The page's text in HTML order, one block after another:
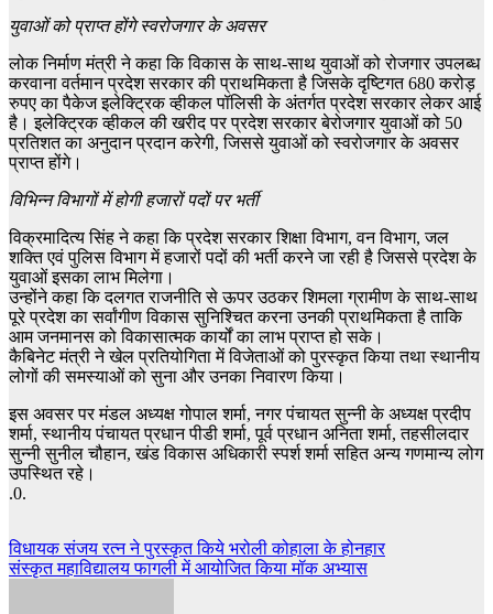
युवाओं को प्राप्त होंगे स्वरोजगार के अवसर
लोक निर्माण मंत्री ने कहा कि विकास के साथ-साथ युवाओं को रोजगार उपलब्ध
करवाना वर्तमान प्रदेश सरकार की प्राथमिकता है जिसके दृष्टिगत 680 करोड़
रुपए का पैकेज इलेक्ट्रिक व्हीकल पॉलिसी के अंतर्गत प्रदेश सरकार लेकर आई
है। इलेक्ट्रिक व्हीकल की खरीद पर प्रदेश सरकार बेरोजगार युवाओं को 50
प्रतिशत का अनुदान प्रदान करेगी, जिससे युवाओं को स्वरोजगार के अवसर
प्राप्त होंगे।
विभिन्न विभागों में होगी हजारों पदों पर भर्ती
विक्रमादित्य सिंह ने कहा कि प्रदेश सरकार शिक्षा विभाग, वन विभाग, जल
शक्ति एवं पुलिस विभाग में हजारों पदों की भर्ती करने जा रही है जिससे प्रदेश के
युवाओं इसका लाभ मिलेगा।
उन्होंने कहा कि दलगत राजनीति से ऊपर उठकर शिमला ग्रामीण के साथ-साथ
पूरे प्रदेश का सर्वांगीण विकास सुनिश्चित करना उनकी प्राथमिकता है ताकि
आम जनमानस को विकासात्मक कार्यों का लाभ प्राप्त हो सके।
कैबिनेट मंत्री ने खेल प्रतियोगिता में विजेताओं को पुरस्कृत किया तथा स्थानीय
लोगों की समस्याओं को सुना और उनका निवारण किया।
इस अवसर पर मंडल अध्यक्ष गोपाल शर्मा, नगर पंचायत सुन्नी के अध्यक्ष प्रदीप
शर्मा, स्थानीय पंचायत प्रधान पीडी शर्मा, पूर्व प्रधान अनिता शर्मा, तहसीलदार
सुन्नी सुनील चौहान, खंड विकास अधिकारी स्पर्श शर्मा सहित अन्य गणमान्य लोग
उपस्थित रहे।
.0.
Post
navigation
विधायक संजय रत्न ने पुरस्कृत किये भरोली कोहाला के होनहार
संस्कृत महाविद्यालय फागली में आयोजित किया मॉक अभ्यास